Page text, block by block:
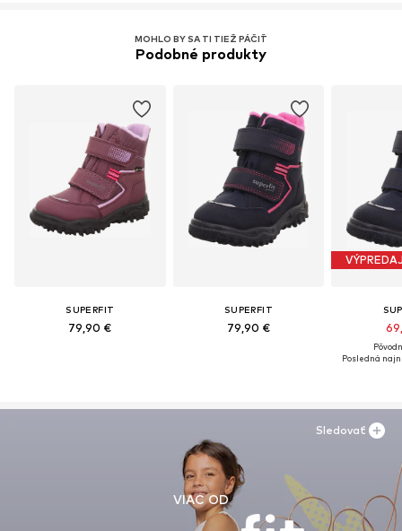
MOHLO BY SA TI TIEŽ PÁČIŤ
Podobné produkty
SUPERFIT
79,90 €
SUPERFIT
79,90 €
Posledná
VIAC OD
Sledovať